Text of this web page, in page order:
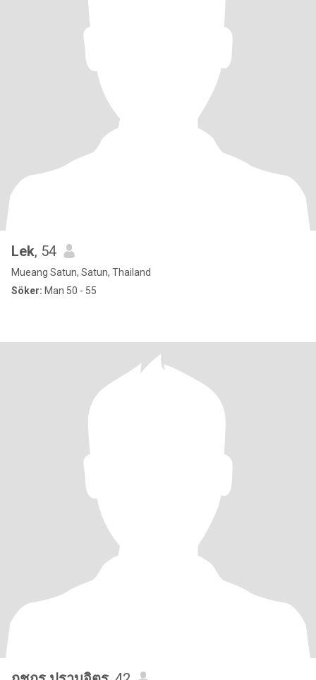
Lek, 54
Mueang Satun, Satun, Thailand
Söker: Man 50 - 55